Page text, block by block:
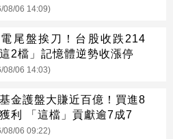
08/06 14:09)
尾盤挨刀！台股收跌214
2檔」記憶體逆勢收漲停
08/06 14:03)
金護盤大賺近百億！買進8
利 「這檔」貢獻逾7成7
08/06 09:22)